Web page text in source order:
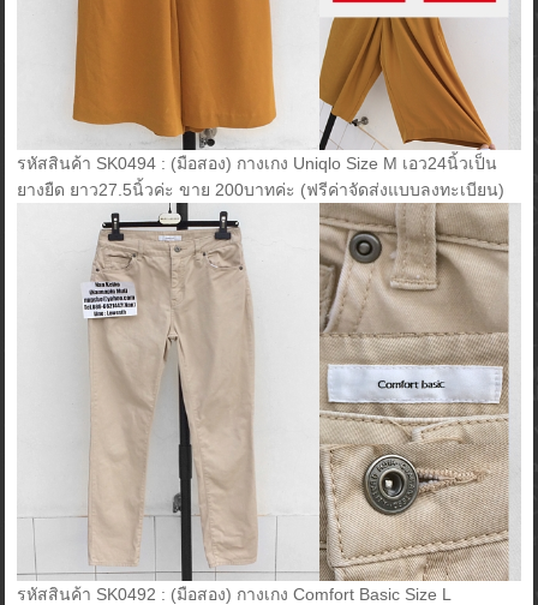
รหัสสินค้า SK0494 : (มือสอง) กางเกง Uniqlo Size M เอว24นิ้วเป็น
ยางยืด ยาว27.5นิ้วค่ะ ขาย 200บาทค่ะ (ฟรีค่าจัดส่งแบบลงทะเบียน)
รหัสสินค้า SK0492 : (มือสอง) กางเกง Comfort Basic Size L